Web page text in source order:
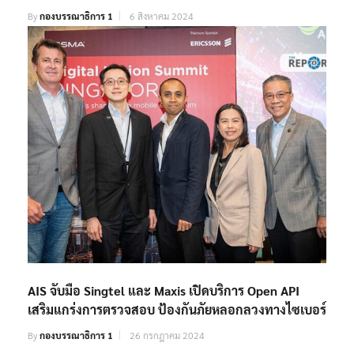
Byกองบรรณาธิการ 1 6 สิงหาคม 2024
AIS จับมือ Singtel และ Maxis เปิดบริการ Open API
เสริมแกร่งการตรวจสอบ ป้องกันภัยหลอกลวงทางไซเบอร์
Byกองบรรณาธิการ 1 26 กรกฎาคม 2024